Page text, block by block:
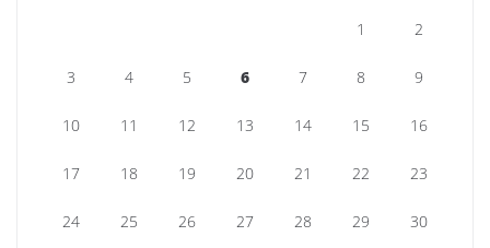
1 2
3 4 5 6 7 8 9
10 11 12 13 14 15 16
17 18 19 20 21 22 23
24 25 26 27 28 29 30